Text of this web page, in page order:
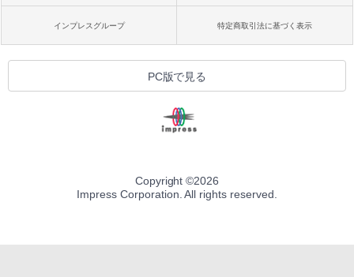
インプレスグループ 特定商取引法に基づく表示
PC版で見る
Copyright ©2026
Impress Corporation. All rights reserved.